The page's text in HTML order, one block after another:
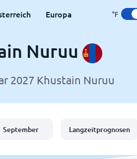
Europa °F
Nuruu
2027 Khustain Nuruu
September Langzeitprognosen